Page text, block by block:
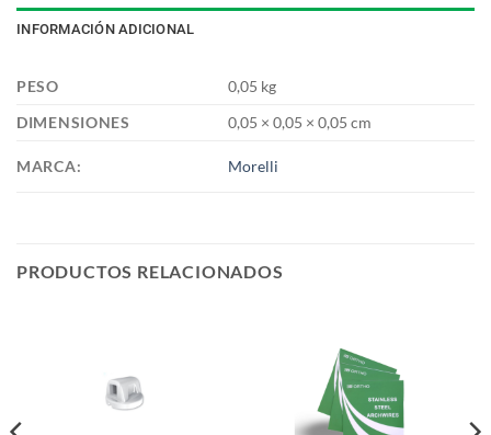
INFORMACIÓN ADICIONAL
PESO
0,05 kg
DIMENSIONES
0,05 × 0,05 × 0,05 cm
MARCA: Morelli
PRODUCTOS RELACIONADOS